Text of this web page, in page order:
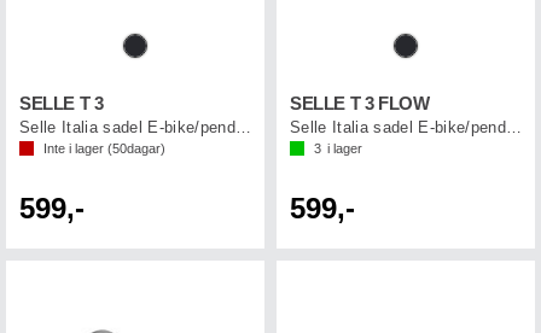
SELLE T 3
Selle Italia sadel E-bike/pendling
Inte i lager (50dagar)
599,-
SELLE T 3 FLOW
Selle Italia sadel E-bike/pendling
3 i lager
599,-